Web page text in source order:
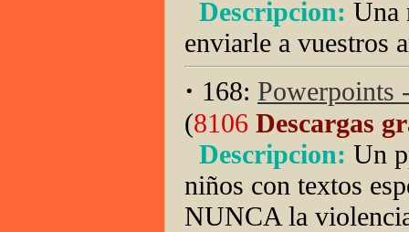
Descripcion: Una
enviarle a vuestros
· 168: Powerpoints
(8106 Descargas
Descripcion: Un
niños con textos
NUNCA la